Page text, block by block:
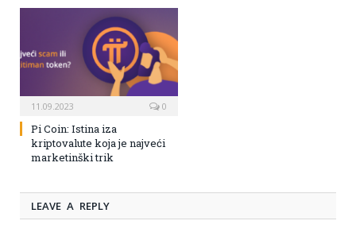
11.09.2023 0
Pi Coin: Istina iza
kriptovalute koja je najveći
marketinški trik
LEAVE A REPLY